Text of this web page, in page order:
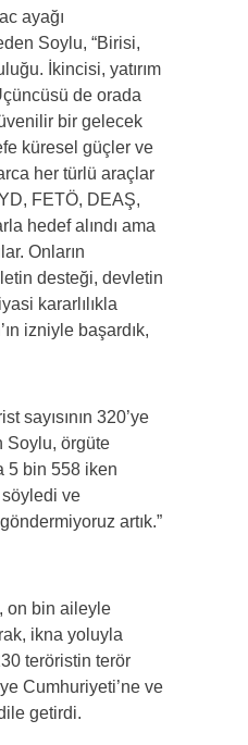
ayağı
Soylu, “Birisi,
İkincisi, yatırım
de orada
bir gelecek
küresel güçler ve
her türlü araçlar
FETÖ, DEAŞ,
hedef alındı ama
Onların
desteği, devletin
kararlılıkla
izniyle başardık,
sayısının 320’ye
Soylu, örgüte
5 bin 558 iken
söyledi ve
artık.”
on bin aileyle
ikna yoluyla
teröristin terör
Cumhuriyeti’ne ve
getirdi.